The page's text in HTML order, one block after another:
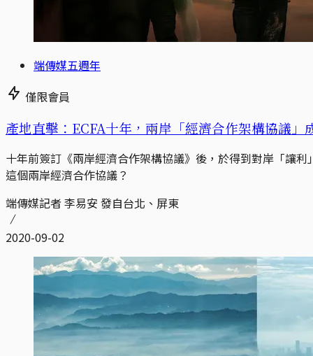
端傳媒五週年
僅限會員
產地直擊：ECFA十年，兩岸「經濟合作架構協議」
十年前簽訂《兩岸經濟合作架構協議》後，於得到對岸「讓
這個兩岸經濟合作協議？
端傳媒記者 李易安 發自台北、屏東
2020-09-02